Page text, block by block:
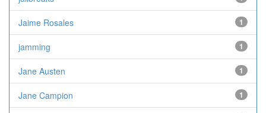
Jaime Rosales 1
jamming 1
Jane Austen 1
Jane Campion 1